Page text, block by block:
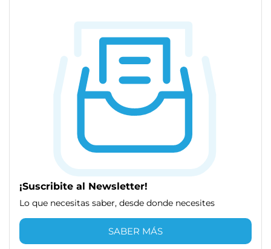
¡Suscribite al Newsletter!
Lo que necesitas saber, desde donde necesites
SABER MÁS